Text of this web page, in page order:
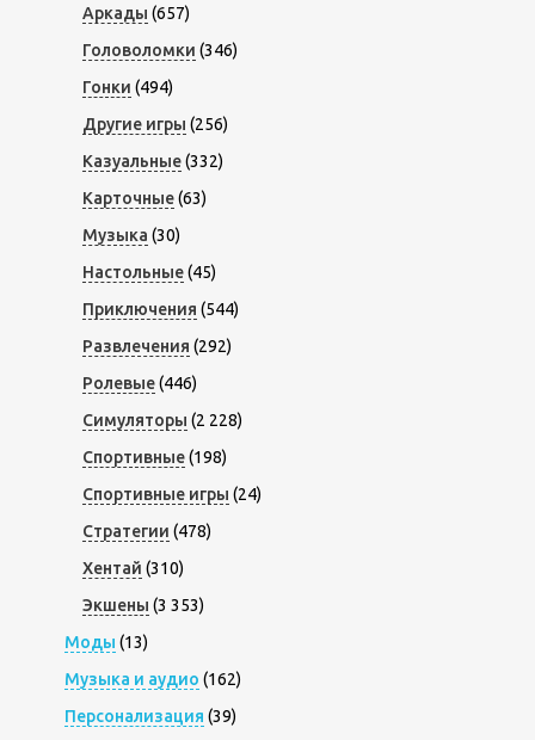
Аркады (657)
Головоломки (346)
Гонки (494)
Другие игры (256)
Казуальные(332)
Карточные(63)
Музыка (30)
Настольные(45)
Приключения (544)
Развлечения (292)
Ролевые(446)
Симуляторы (2 228)
Спортивные(198)
Спортивные игры (24)
Стратегии (478)
Хентай (310)
Экшены (3 353)
Моды (13)
Музыка и аудио (162)
Персонализация (39)